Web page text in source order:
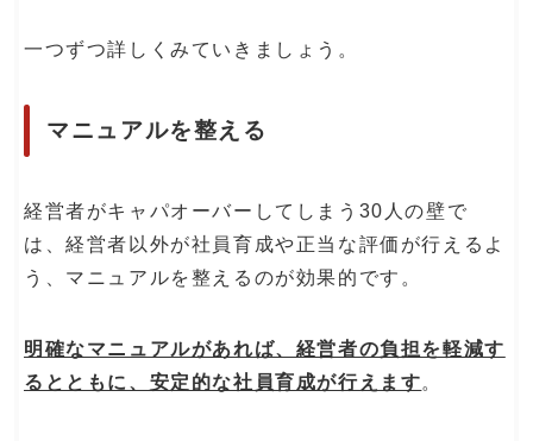
一つずつ詳しくみていきましょう。
マニュアルを整える
経営者がキャパオーバーしてしまう30人の壁で
は、経営者以外が社員育成や正当な評価が行えるよ
う、マニュアルを整えるのが効果的です。
明確なマニュアルがあれば、経営者の負担を軽減す
るとともに、安定的な社員育成が行えます。